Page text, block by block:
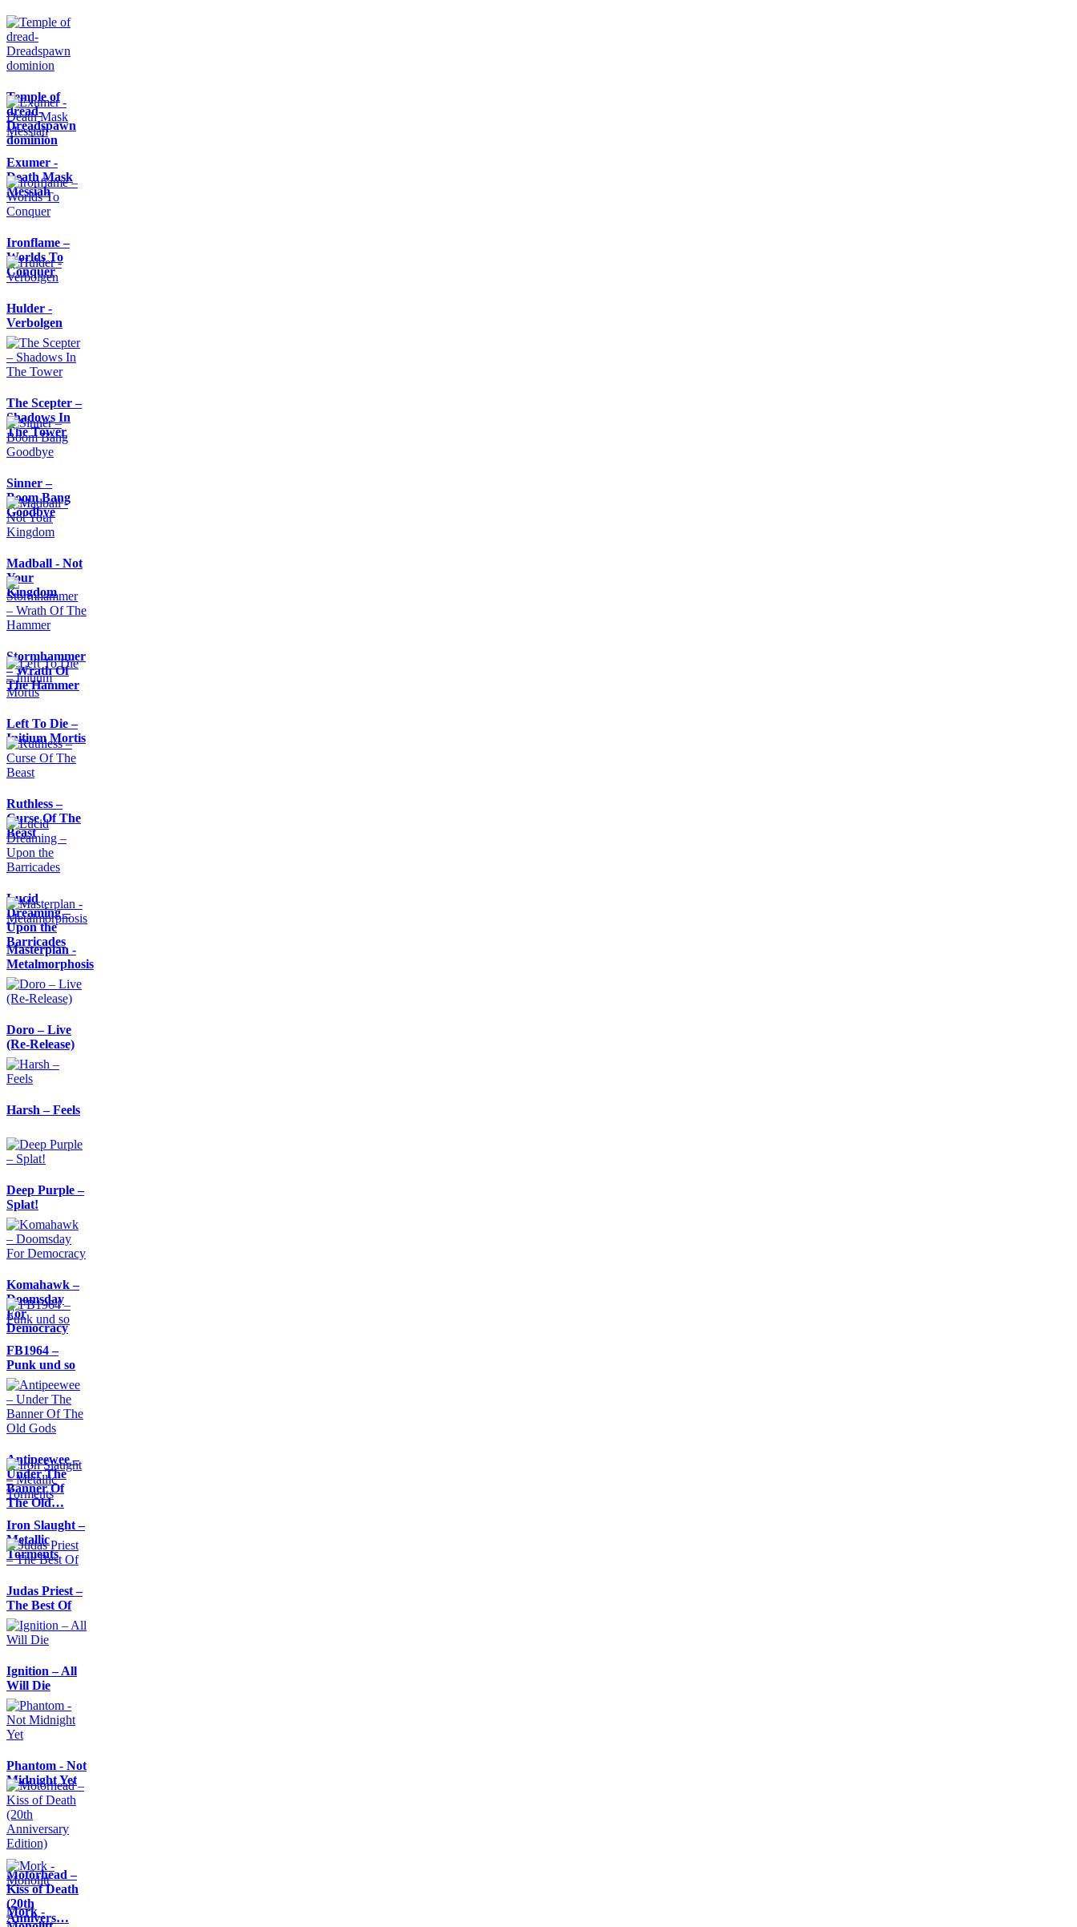
Temple of
dread-
Dreadspawn
dominion
Exumer -
Death Mask
Messiah
Ironflame –
Worlds To
Conquer
Hulder -
Verbolgen
The Scepter –
Shadows In
The Tower
Sinner –
Boom Bang
Goodbye
Madball - Not
Your
Kingdom
Stormhammer
– Wrath Of
The Hammer
Left To Die –
Initium Mortis
Ruthless –
Curse Of The
Beast
Lucid
Dreaming –
Upon the
Barricades
Masterplan -
Metalmorphosis
Doro – Live
(Re-Release)
Harsh – Feels
Deep Purple –
Splat!
Komahawk –
Doomsday
For
Democracy
FB1964 –
Punk und so
Antipeewee –
Under The
Banner Of
The Old…
Iron Slaught –
Metallic
Torments
Judas Priest –
The Best Of
Ignition – All
Will Die
Phantom - Not
Midnight Yet
Motörhead –
Kiss of Death
(20th
Annivers…
Mork -